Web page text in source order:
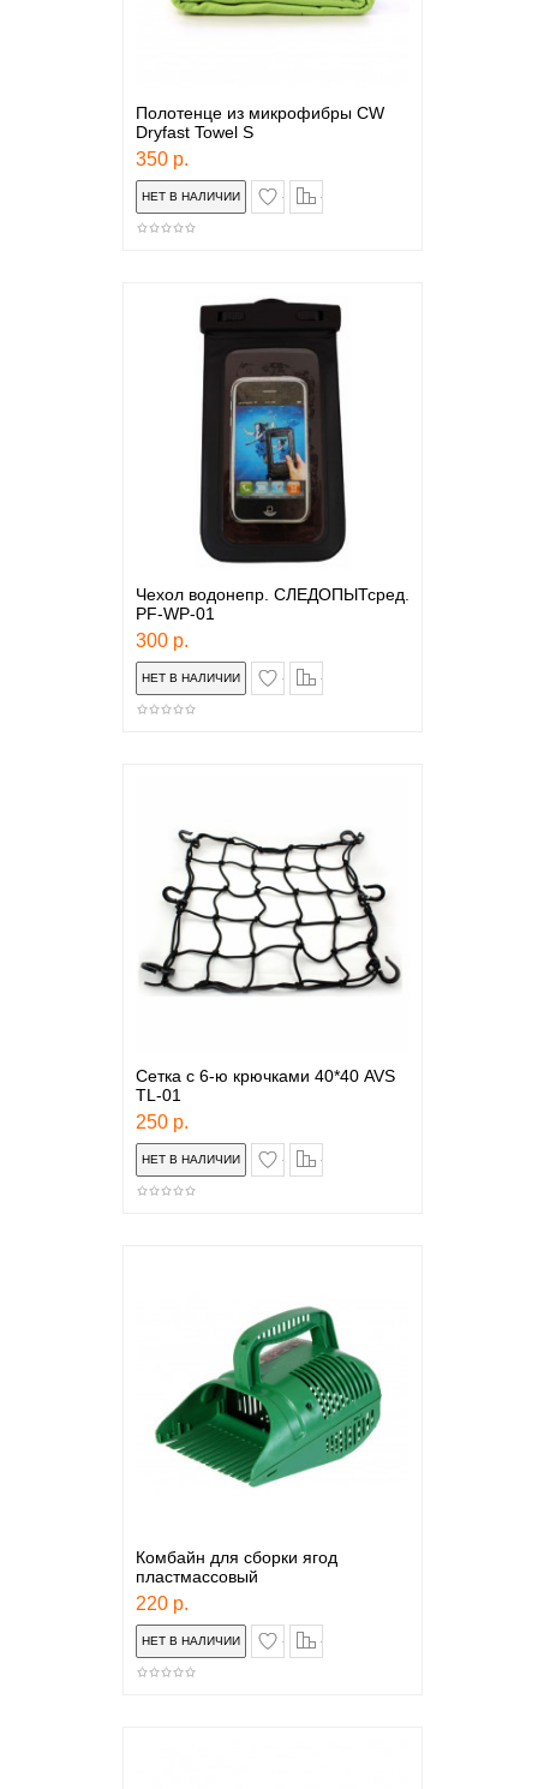
Полотенце из микрофибры CW
Dryfast Towel S
350 р.
в закладки
Чехол водонепр. СЛЕДОПЫТсред.
PF-WP-01
300 р.
в закладки
Сетка с 6-ю крючками 40*40 AVS
TL-01
250 р.
в закладки
Комбайн для сборки ягод
пластмассовый
220 р.
в закладки